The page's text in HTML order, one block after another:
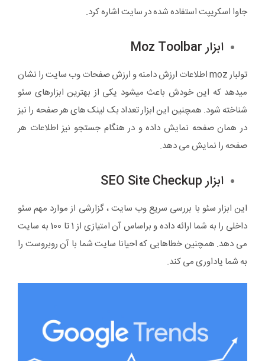
جاوا اسکریپت استفاده شده در سایت اشاره کرد.
ابزار Moz Toolbar
تولبار moz اطلاعات ارزش دامنه و ارزش صفحات وب سایت را نشان
میدهد که این خودش باعث میشود یکی از بهترین ابزارهای سئو
شناخته شود. همچنین این ابزار تعداد بک لینک های هر صفحه را نیز
در همان صفحه نمایش داده و در هنگام جستجو نیز اطلاعات هر
صفحه را نمایش می دهد.
ابزار SEO Site Checkup
این ابزار سئو با بررسی سریع وب سایت ، گزارشی از موارد مهم سئو
داخلی را به شما ارائه داده و براساس آن امتیازی از 1 تا 100 به سایت
می دهد. همچنین خطاهایی که احیانا سایت شما با آن روبروست را
به شما یاداوری می کند.